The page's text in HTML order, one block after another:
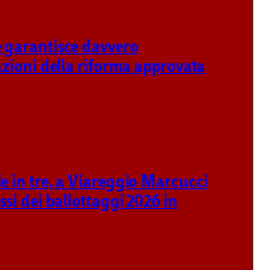
garantisce davvero
della riforma approvata
in tre, a Viareggio Marcucci
dei ballottaggi 2026 in